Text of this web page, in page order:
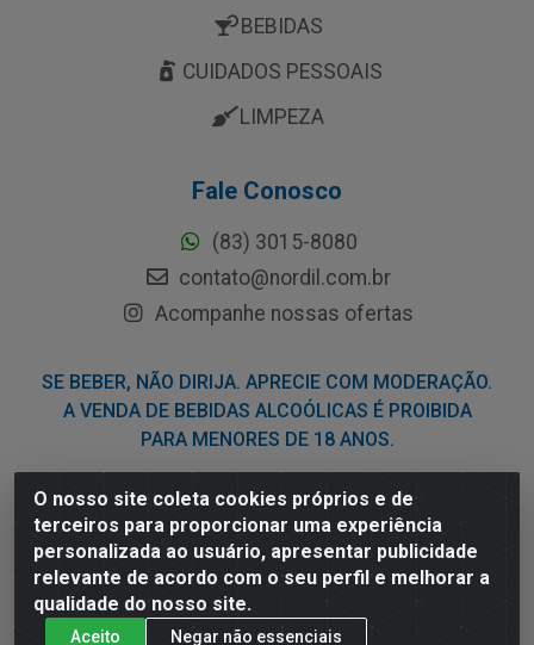
O nosso site coleta cookies próprios e de
terceiros para proporcionar uma experiência
personalizada ao usuário, apresentar publicidade
relevante de acordo com o seu perfil e melhorar a
qualidade do nosso site.
Aceito Negar não essenciais
BEBIDAS
CUIDADOS PESSOAIS
LIMPEZA
Fale Conosco
(83) 3015-8080
contato@nordil.com.br
Acompanhe nossas ofertas
SE BEBER, NÃO DIRIJA. APRECIE COM MODERAÇÃO.
A VENDA DE BEBIDAS ALCOÓLICAS É PROIBIDA
PARA MENORES DE 18 ANOS.
Nordil Distribuidora - Avenida Liberdade, 2738, Bloco F -
Sesi - Bayeux/PB - CEP 58.111-400 - CNPJ
03.775.813/0001-41